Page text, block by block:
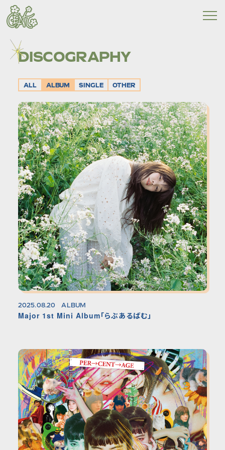
DISCOGRAPHY
ALL ALBUM SINGLE OTHER
2025.08.20 ALBUM
Major 1st Mini Album「らぶあるばむ」